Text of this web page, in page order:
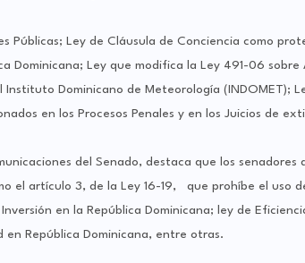
Públicas; Ley de Cláusula de Conciencia como
Dominicana; Ley que modifica la Ley 491-06 sobre
Instituto Dominicano de Meteorología (INDOMET);
en los Procesos Penales y en los Juicios de
del Senado, destaca que los
el artículo 3, de la Ley 16-19, que prohíbe el uso
en la República Dominicana; ley de
República Dominicana, entre otras.